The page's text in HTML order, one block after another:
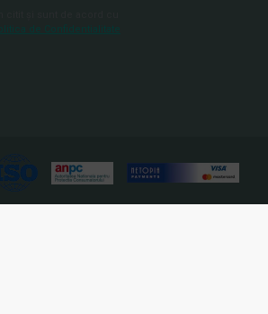
de Confidentialitate